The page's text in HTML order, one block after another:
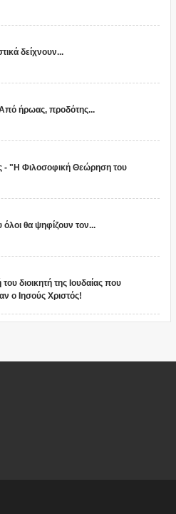
δείχνουν...
ήρωας, προδότης...
- "Η Φιλοσοφική Θεώρηση του
όλοι θα ψηφίζουν τον...
διοικητή της Ιουδαίας που
ο Ιησούς Χριστός!